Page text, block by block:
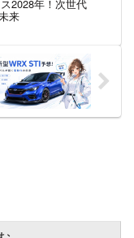
2028年！次世代
来